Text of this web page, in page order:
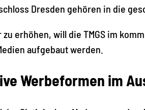
Dresden gehören in die
erhöhen, will die TMGS im
aufgebaut werden.
Werbeformen im